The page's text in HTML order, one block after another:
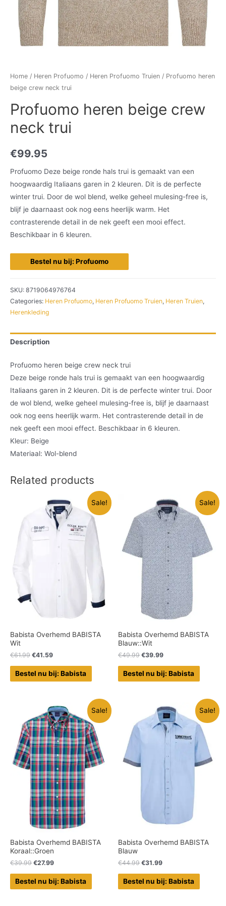
Home / Heren Profuomo / Heren Profuomo Truien / Profuomo heren
beige crew neck trui
Profuomo heren beige crew
neck trui
€99.95
Profuomo Deze beige ronde hals trui is gemaakt van een
hoogwaardig Italiaans garen in 2 kleuren. Dit is de perfecte
winter trui. Door de wol blend, welke geheel mulesing-free is,
blijf je daarnaast ook nog eens heerlijk warm. Het
contrasterende detail in de nek geeft een mooi effect.
Beschikbaar in 6 kleuren.
Bestel nu bij: Profuomo
SKU: 8719064976764
Categories: Heren Profuomo, Heren Profuomo Truien, Heren Truien,
Herenkleding
Description
Profuomo heren beige crew neck trui
Deze beige ronde hals trui is gemaakt van een hoogwaardig
Italiaans garen in 2 kleuren. Dit is de perfecte winter trui. Door
de wol blend, welke geheel mulesing-free is, blijf je daarnaast
ook nog eens heerlijk warm. Het contrasterende detail in de
nek geeft een mooi effect. Beschikbaar in 6 kleuren.
Kleur: Beige
Materiaal: Wol-blend
Related products
Sale!
Babista Overhemd BABISTA
Wit
€61.99 €41.59
Bestel nu bij: Babista
Sale!
Babista Overhemd BABISTA
Blauw::Wit
€49.99 €39.99
Bestel nu bij: Babista
Sale!
Babista Overhemd BABISTA
Koraal::Groen
€39.99 €27.99
Bestel nu bij: Babista
Sale!
Babista Overhemd BABISTA
Blauw
€44.99 €31.99
Bestel nu bij: Babista